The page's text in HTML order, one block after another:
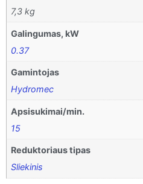
7,3 kg
Galingumas, kW
0.37
Gamintojas
Hydromec
Apsisukimai/min.
15
Reduktoriaus tipas
Sliekinis